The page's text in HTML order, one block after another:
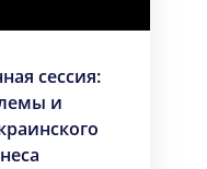
сессия:
и